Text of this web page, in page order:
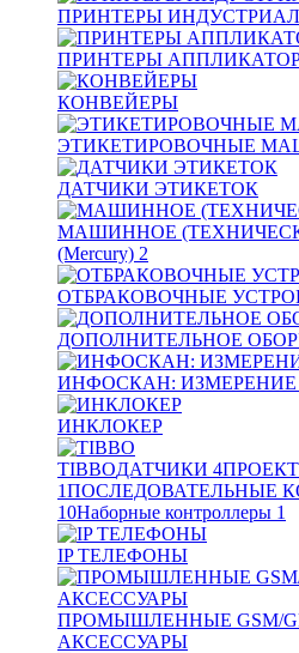
ПРИНТЕРЫ
ПРИНТЕРЫ
КОНВЕЙЕРЫ
ЭТИКЕТИРОВОЧНЫЕ
ДАТЧИКИ ЭТИКЕТОК
МАШИННОЕ
(Mercury) 2
ОТБРАКОВОЧНЫЕ
ДОПОЛНИТЕЛЬНОЕ
ИНФОСКАН: ИЗМЕРЕНИЕ
ИНКЛОКЕР
TIBBOДАТЧИКИ 4
1ПОСЛЕДОВАТЕЛЬНЫЕ
10Наборные контроллеры 1
IP ТЕЛЕФОНЫ
ПРОМЫШЛЕННЫЕ GSM/
АКСЕССУАРЫ